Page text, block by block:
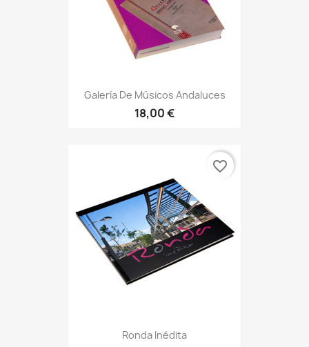
Galería De Músicos Andaluces
18,00 €
Ronda Inédita
favorite_border